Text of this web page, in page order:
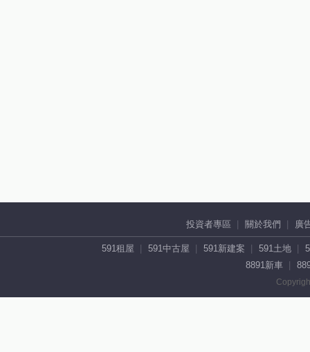
投資者專區 關於我們 廣
591租屋 591中古屋 591新建案 591土地
8891新車